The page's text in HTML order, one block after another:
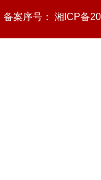
备案序号： 湘ICP备